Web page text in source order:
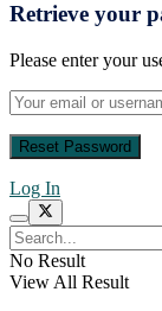
Retrieve your
Please enter your
Log In
No Result
View All Result